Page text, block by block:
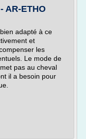
AR-ETHO
adapté à ce
et
les
Le mode de
pas au cheval
il a besoin pour